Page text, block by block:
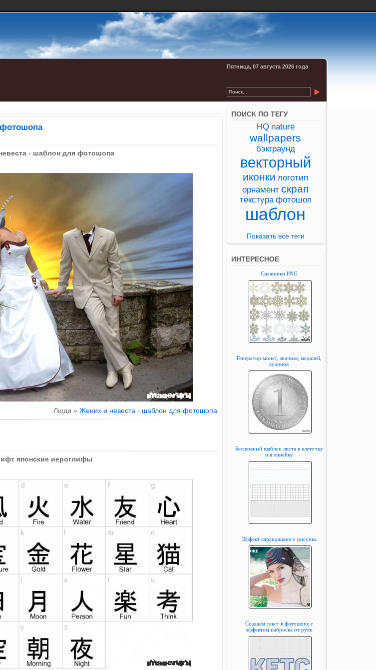
Пятница, 07 августа 2026 года
- шаблон для фотошопа
Люди » Жених и невеста - шаблон для фотошопа
японские иероглифы
ПОИСК ПО ТЕГУ
HQ nature
wallpapers
бэкграунд
векторный
иконки логотип
орнамент скрап
текстура фотошоп
шаблон
Показать все теги
ИНТЕРЕСНОЕ
Снежинки PNG
Генератор монет, значков, медалей,
кулонов
Бесшовный шаблон листа в клеточку
и в линейку
Эффект карандашного рисунка
Создаем текст в фотошопе с
эффектом наброска от руки